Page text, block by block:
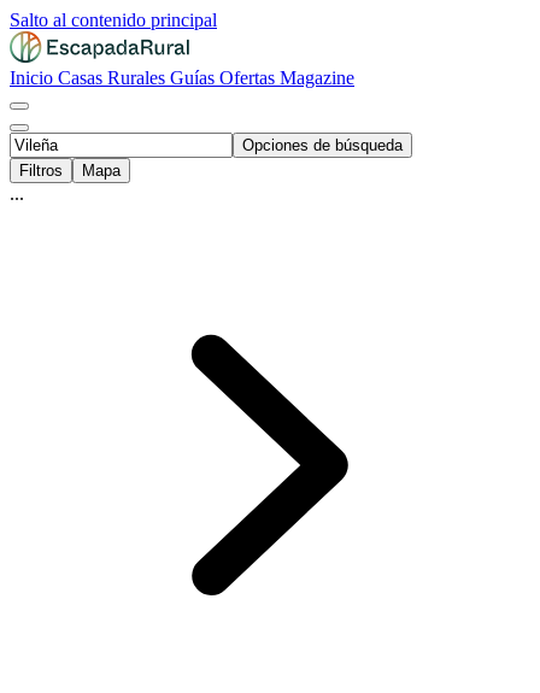
Salto al contenido principal
Inicio Casas Rurales Guías Ofertas Magazine
Opciones de búsqueda
Filtros
Mapa
...